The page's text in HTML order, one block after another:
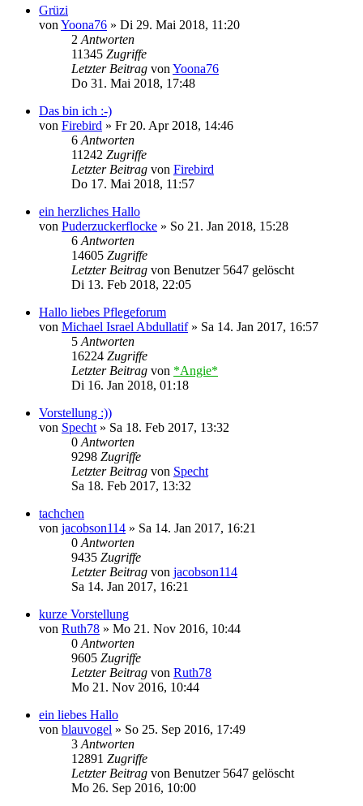
Grüzi
von Yoona76 » Di 29. Mai 2018, 11:20
2 Antworten
11345 Zugriffe
Letzter Beitrag von Yoona76
Do 31. Mai 2018, 17:48
Das bin ich :-)
von Firebird » Fr 20. Apr 2018, 14:46
6 Antworten
11242 Zugriffe
Letzter Beitrag von Firebird
Do 17. Mai 2018, 11:57
ein herzliches Hallo
von Puderzuckerflocke » So 21. Jan 2018, 15:28
6 Antworten
14605 Zugriffe
Letzter Beitrag von Benutzer 5647 gelöscht
Di 13. Feb 2018, 22:05
Hallo liebes Pflegeforum
von Michael Israel Abdullatif» Sa 14. Jan 2017, 16:57
5 Antworten
16224 Zugriffe
Letzter Beitrag von *Angie*
Di 16. Jan 2018, 01:18
Vorstellung :))
von Specht » Sa 18. Feb 2017, 13:32
0 Antworten
9298 Zugriffe
Letzter Beitrag von Specht
Sa 18. Feb 2017, 13:32
tachchen
von jacobson114 » Sa 14. Jan 2017, 16:21
0 Antworten
9435 Zugriffe
Letzter Beitrag von jacobson114
Sa 14. Jan 2017, 16:21
kurze Vorstellung
von Ruth78 » Mo 21. Nov 2016, 10:44
0 Antworten
9605 Zugriffe
Letzter Beitrag von Ruth78
Mo 21. Nov 2016, 10:44
ein liebes Hallo
von blauvogel » So 25. Sep 2016, 17:49
3 Antworten
12891 Zugriffe
Letzter Beitrag von Benutzer 5647 gelöscht
Mo 26. Sep 2016, 10:00